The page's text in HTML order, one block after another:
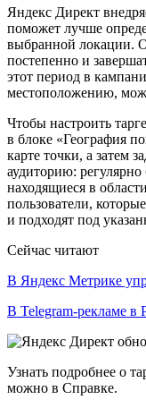
Яндекс Директ
поможет лучше
выбранной локации.
постепенно и
этот период в
местоположению,
Чтобы настроить
в блоке «География
карте точки, а затем
аудиторию:
находящиеся в
пользователи,
и подходят под
Сейчас читают
В Яндекс Метрике
В Telegram-рекламе в
Узнать подробнее о
можно в Справке.